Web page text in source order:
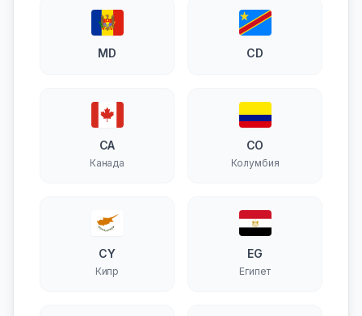
MD CD
CA
Канада
CO
Колумбия
CY
Кипр
EG
Египет